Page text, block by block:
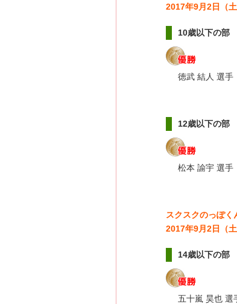
2017年9月2日（
10歳以下の部
徳武 結人 選手
12歳以下の部
松本 諭宇 選手
スクスクのっぽく
2017年9月2日（
14歳以下の部
五十嵐 昊也 選